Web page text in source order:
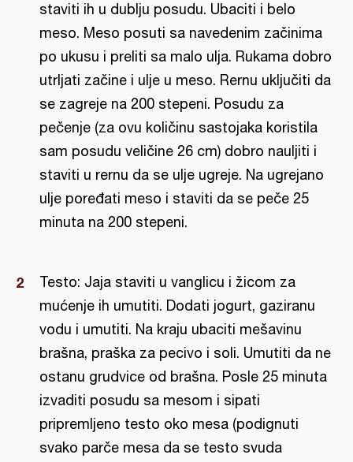
staviti ih u dublju posudu. Ubaciti i belo
meso. Meso posuti sa navedenim začinima
po ukusu i preliti sa malo ulja. Rukama dobro
utrljati začine i ulje u meso. Rernu uključiti da
se zagreje na 200 stepeni. Posudu za
pečenje (za ovu količinu sastojaka koristila
sam posudu veličine 26 cm) dobro nauljiti i
staviti u rernu da se ulje ugreje. Na ugrejano
ulje poređati meso i staviti da se peče 25
minuta na 200 stepeni.
Testo: Jaja staviti u vanglicu i žicom za
mućenje ih umutiti. Dodati jogurt, gaziranu
vodu i umutiti. Na kraju ubaciti mešavinu
brašna, praška za pecivo i soli. Umutiti da ne
ostanu grudvice od brašna. Posle 25 minuta
izvaditi posudu sa mesom i sipati
pripremljeno testo oko mesa (podignuti
svako parče mesa da se testo svuda